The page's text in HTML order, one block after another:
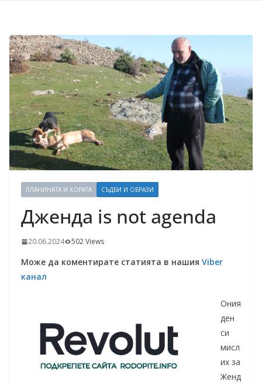
ПЛАНИНАТА И ХОРАТА СЪДБИ И ОБРАЗИ
Дженда is not agenda
20.06.2024 502 Views
Може да коментирате статията в нашия Viber
канал
Ония
ден
си
мисл
их за
Женд